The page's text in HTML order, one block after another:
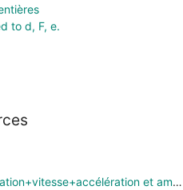
to d, F, e.
Oscillateur harmonique: élongation+vitesse+accélération et amort.3